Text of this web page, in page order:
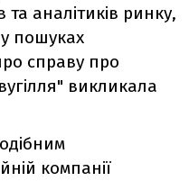
та аналітиків ринку,
пошуках
справу про
викликала
компанії